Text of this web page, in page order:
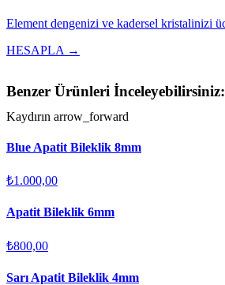
Element dengenizi ve kadersel kristalinizi
HESAPLA →
Benzer Ürünleri İnceleyebilirsiniz:
Kaydırın arrow_forward
Blue Apatit Bileklik 8mm
₺1.000,00
Apatit Bileklik 6mm
₺800,00
Sarı Apatit Bileklik 4mm